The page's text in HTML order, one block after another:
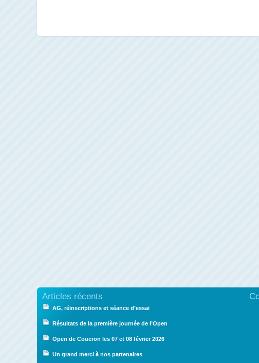
Articles récents
AG, réinscriptions et séance d’essai
Résultats de la première journée de l’Open
Open de Couëron les 07 et 08 février 2026
Un grand merci à nos partenaires